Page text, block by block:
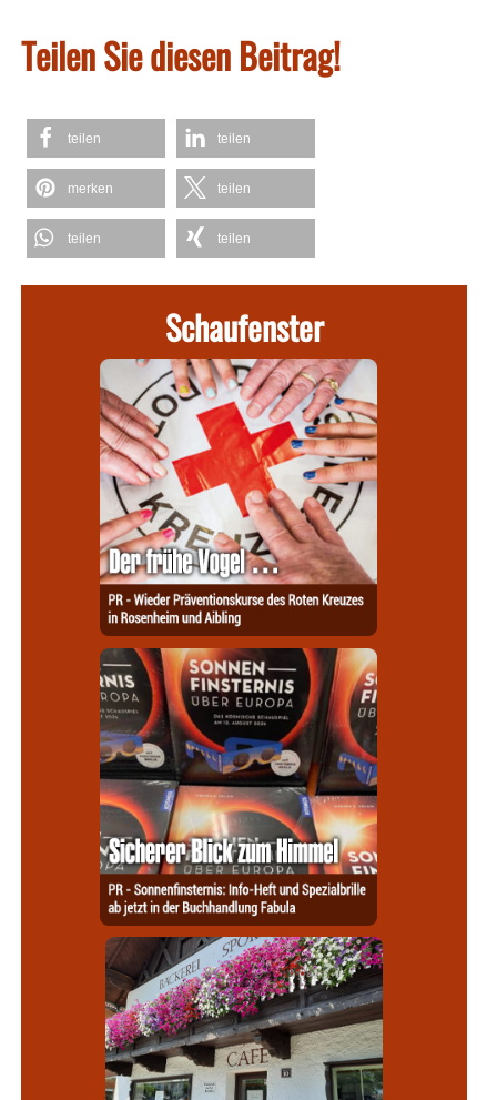
Teilen Sie diesen Beitrag!
teilen teilen
merken teilen
teilen teilen
Schaufenster